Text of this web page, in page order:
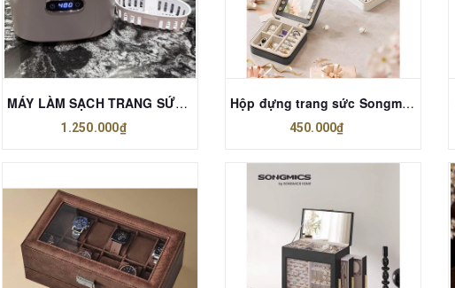
MÁY LÀM SẠCH TRANG SỨC SIÊU ÂM 2LOCK KOREA THẾ HỆ MỚI 2025
1.250.000₫
Hộp đựng trang sức Songmics JBC146BEV2
450.000₫